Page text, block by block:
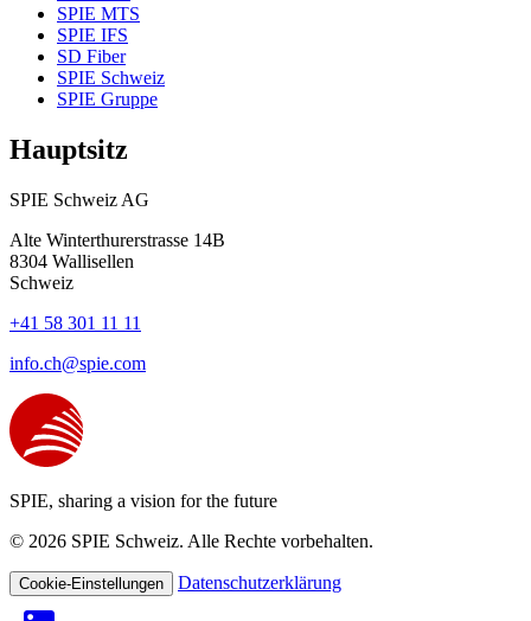
SPIE MTS
SPIE IFS
SD Fiber
SPIE Schweiz
SPIE Gruppe
Hauptsitz
SPIE Schweiz AG
Alte Winterthurerstrasse 14B
8304 Wallisellen
Schweiz
+41 58 301 11 11
info.ch@spie.com
SPIE, sharing a vision for the future
© 2026 SPIE Schweiz. Alle Rechte vorbehalten.
Cookie-Einstellungen Datenschutzerklärung